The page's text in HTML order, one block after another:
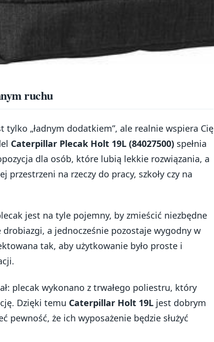
ruchu
tylko „ładnym dodatkiem”, ale realnie wspiera Cię
Caterpillar Plecak Holt 19L (84027500) spełnia
dla osób, które lubią lekkie rozwiązania, a
przestrzeni na rzeczy do pracy, szkoły czy na
jest na tyle pojemny, by zmieścić niezbędne
a jednocześnie pozostaje wygodny w
tak, aby użytkowanie było proste i
plecak wykonano z trwałego poliestru, który
Dzięki temu Caterpillar Holt 19L jest dobrym
pewność, że ich wyposażenie będzie służyć